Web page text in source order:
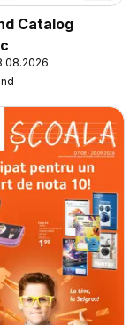
Catalog